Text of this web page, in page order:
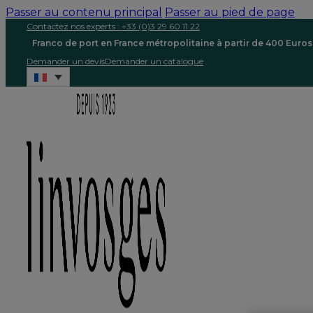
Passer au contenu principal Passer au pied de page
Contactez nos experts : +33 (0)3 29 60 11 22
Franco de port en France métropolitaine à partir de 400 Euros
Demander un devisDemander un catalogue